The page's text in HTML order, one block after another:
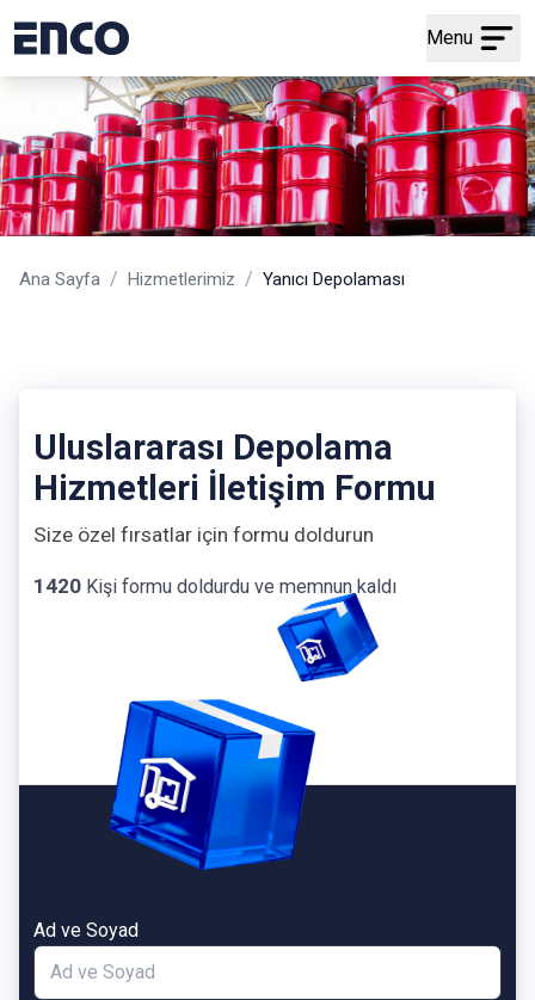
Menu
Ana Sayfa / Hizmetlerimiz / Yanıcı Depolaması
Uluslararası Depolama
Hizmetleri İletişim Formu
Size özel fırsatlar için formu doldurun
1420 Kişi formu doldurdu ve memnun kaldı
Ad ve Soyad